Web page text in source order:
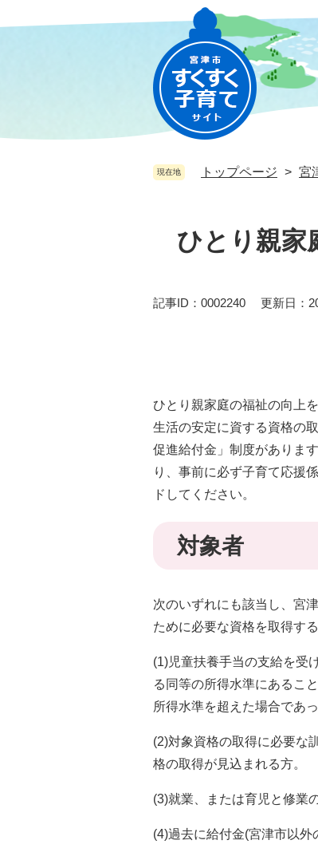
ー
ニ
現在地 トップページ > 宮
ひとり親家
記事ID：0002240 更新日：
ひとり親家庭の福祉の向上
生活の安定に資する資格の
促進給付金」制度がありま
り、事前に必ず子育て応援
ドしてください。
対象者
次のいずれにも該当し、宮
ために必要な資格を取得す
(1)児童扶養手当の支給を受
る同等の所得水準にあるこ
所得水準を超えた場合であ
(2)対象資格の取得に必要な
格の取得が見込まれる方。
(3)就業、または育児と修業
(4)過去に給付金(宮津市以